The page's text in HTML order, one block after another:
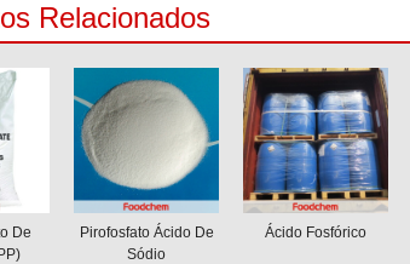
Relacionados
De
Pirofosfato Ácido De
Sódio
Ácido Fosfórico